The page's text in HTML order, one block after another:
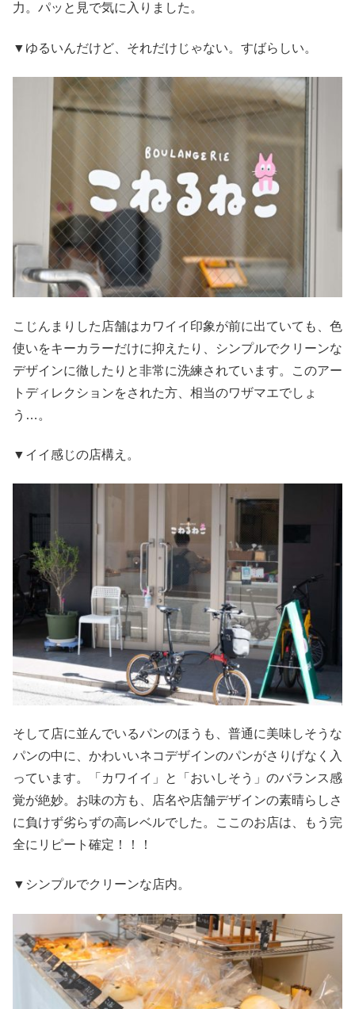
力。パッと見で気に入りました。
▼ゆるいんだけど、それだけじゃない。すばらしい。
こじんまりした店舗はカワイイ印象が前に出ていても、色
使いをキーカラーだけに抑えたり、シンプルでクリーンな
デザインに徹したりと非常に洗練されています。このアー
トディレクションをされた方、相当のワザマエでしょ
う…。
▼イイ感じの店構え。
そして店に並んでいるパンのほうも、普通に美味しそうな
パンの中に、かわいいネコデザインのパンがさりげなく入
っています。「カワイイ」と「おいしそう」のバランス感
覚が絶妙。お味の方も、店名や店舗デザインの素晴らしさ
に負けず劣らずの高レベルでした。ここのお店は、もう完
全にリピート確定！！！
▼シンプルでクリーンな店内。